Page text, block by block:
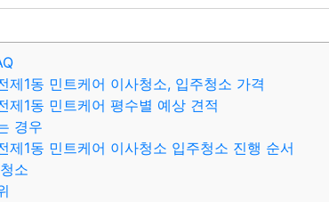
제1동 민트케어 이사청소, 입주청소 가격
제1동 민트케어 평수별 예상 견적
경우
제1동 민트케어 이사청소 입주청소 진행 순서
소